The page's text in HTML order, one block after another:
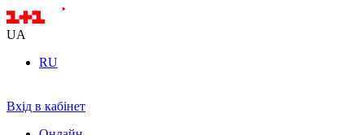
UA
RU
Вхід в кабінет